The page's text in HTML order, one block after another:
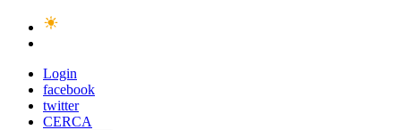
Login
facebook
twitter
CERCA